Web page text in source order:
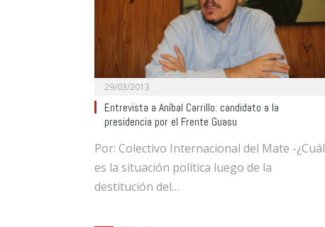
29/03/2013
Entrevista a Aníbal Carrillo: candidato a la
presidencia por el Frente Guasu
Por: Colectivo Internacional del Mate -¿Cuál
es la situación política luego de la
destitución del…